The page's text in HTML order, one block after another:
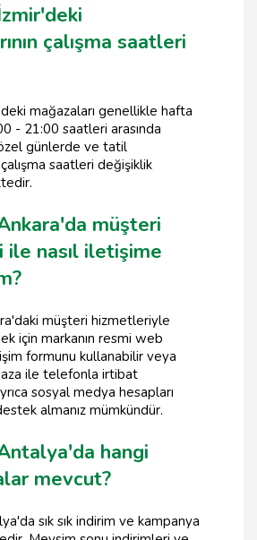
çalışma saatleri
mağazaları genellikle hafta
- 21:00 saatleri arasında
özel günlerde ve tatil
saatleri değişiklik
müşteri
nasıl iletişime
müşteri hizmetleriyle
için markanın resmi web
formunu kullanabilir veya
ile telefonla irtibat
sosyal medya hesapları
almanız mümkündür.
hangi
mevcut?
sık sık indirim ve kampanya